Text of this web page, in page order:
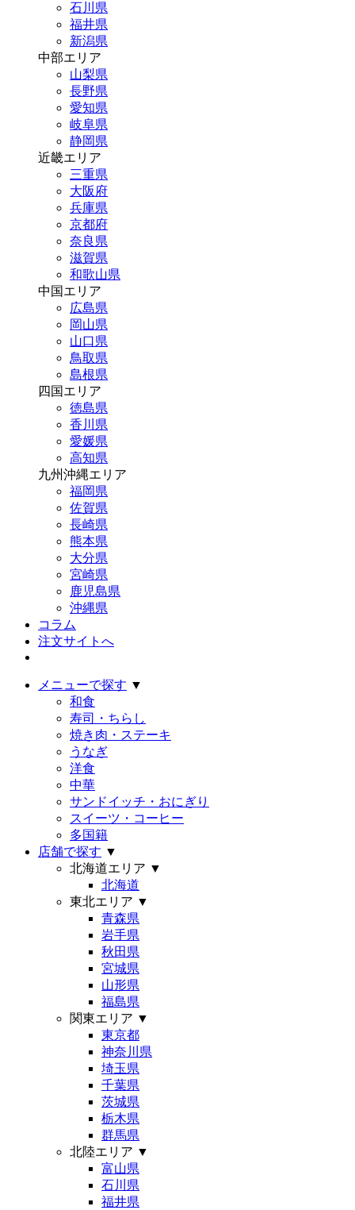
石川県
福井県
新潟県
中部エリア
山梨県
長野県
愛知県
岐阜県
静岡県
近畿エリア
三重県
大阪府
兵庫県
京都府
奈良県
滋賀県
和歌山県
中国エリア
広島県
岡山県
山口県
鳥取県
島根県
四国エリア
徳島県
香川県
愛媛県
高知県
九州沖縄エリア
福岡県
佐賀県
長崎県
熊本県
大分県
宮崎県
鹿児島県
沖縄県
コラム
注文サイトへ
メニューで探す ▼
和食
寿司・ちらし
焼き肉・ステーキ
うなぎ
洋食
中華
サンドイッチ・おにぎり
スイーツ・コーヒー
多国籍
店舗で探す ▼
北海道エリア ▼
北海道
東北エリア ▼
青森県
岩手県
秋田県
宮城県
山形県
福島県
関東エリア ▼
東京都
神奈川県
埼玉県
千葉県
茨城県
栃木県
群馬県
北陸エリア ▼
富山県
石川県
福井県